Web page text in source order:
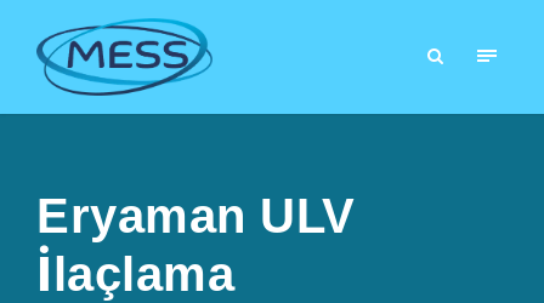
Eryaman ULV
İlaçlama